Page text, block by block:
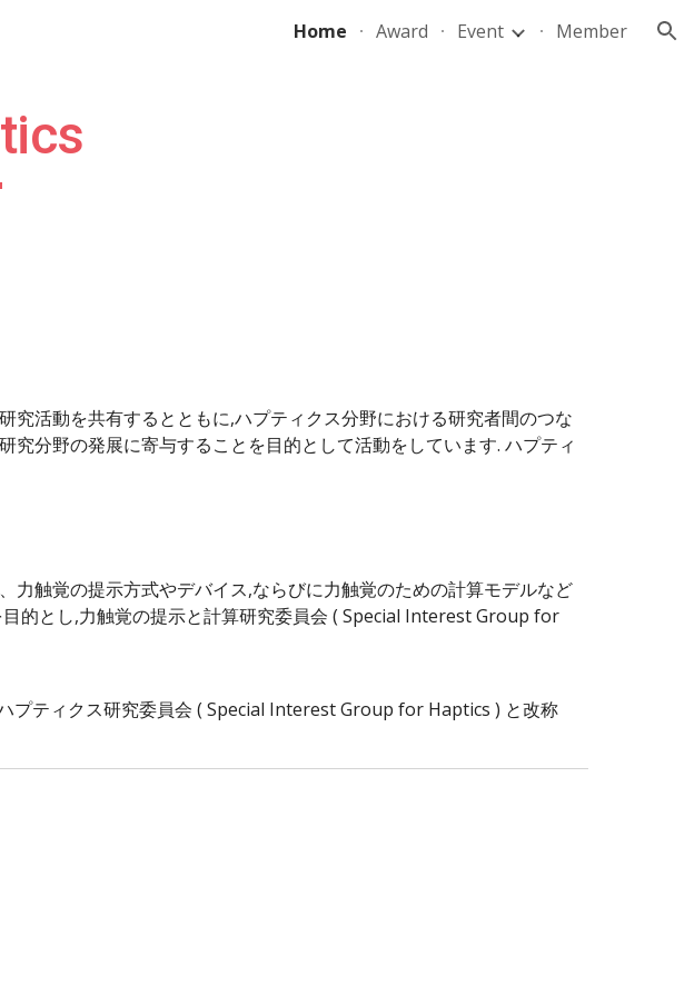
Home Award Event Member
活動を共有するとともに,ハプティクス分野における研究者間のつな
分野の発展に寄与することを目的として活動をしています. ハプティ
触覚の提示方式やデバイス,ならびに力触覚のための計算モデルなど
的とし,力触覚の提示と計算研究委員会 ( Special Interest Group for
プティクス研究委員会 ( Special Interest Group for Haptics ) と改称